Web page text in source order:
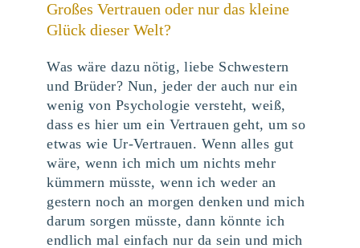
Großes Vertrauen oder nur das kleine
Glück dieser Welt?
Was wäre dazu nötig, liebe Schwestern
und Brüder? Nun, jeder der auch nur ein
wenig von Psychologie versteht, weiß,
dass es hier um ein Vertrauen geht, um so
etwas wie Ur-Vertrauen. Wenn alles gut
wäre, wenn ich mich um nichts mehr
kümmern müsste, wenn ich weder an
gestern noch an morgen denken und mich
darum sorgen müsste, dann könnte ich
endlich mal einfach nur da sein und mich